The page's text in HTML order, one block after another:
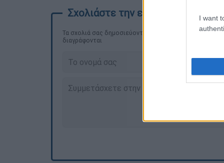
I want
Τα σχολιά σας δημοσιεύονται άμεσα με δική σας
διαγράφονται